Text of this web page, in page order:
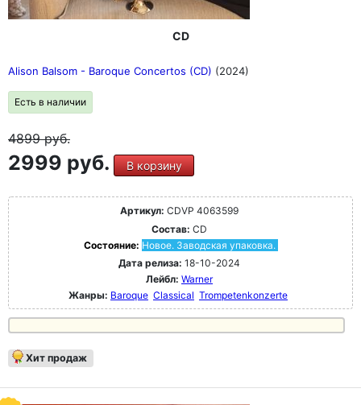
CD
Alison Balsom - Baroque Concertos (CD) (2024)
Есть в наличии
4899руб.
2999 руб. В корзину
Артикул: CDVP 4063599
Состав: CD
Состояние: Новое. Заводская упаковка.
Дата релиза: 18-10-2024
Лейбл: Warner
Жанры: Baroque Classical Trompetenkonzerte
Хит продаж